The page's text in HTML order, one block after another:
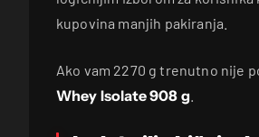
kupovina manjih pakiranja.
Ako vam 2270 g trenutno nije
Whey Isolate 908 g